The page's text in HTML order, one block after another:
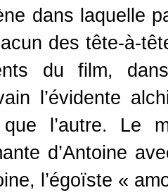
dans laquelle
des tête-à-
du film,
l’évidente
que l’autre. Le
d’Antoine
l’égoïste «